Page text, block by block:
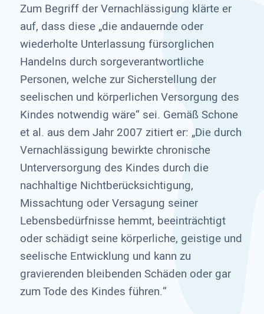
Zum Begriff der Vernachlässigung klärte er
auf, dass diese „die andauernde oder
wiederholte Unterlassung fürsorglichen
Handelns durch sorgeverantwortliche
Personen, welche zur Sicherstellung der
seelischen und körperlichen Versorgung des
Kindes notwendig wäre“ sei. Gemäß Schone
et al. aus dem Jahr 2007 zitiert er: „Die durch
Vernachlässigung bewirkte chronische
Unterversorgung des Kindes durch die
nachhaltige Nichtberücksichtigung,
Missachtung oder Versagung seiner
Lebensbedürfnisse hemmt, beeinträchtigt
oder schädigt seine körperliche, geistige und
seelische Entwicklung und kann zu
gravierenden bleibenden Schäden oder gar
zum Tode des Kindes führen.“